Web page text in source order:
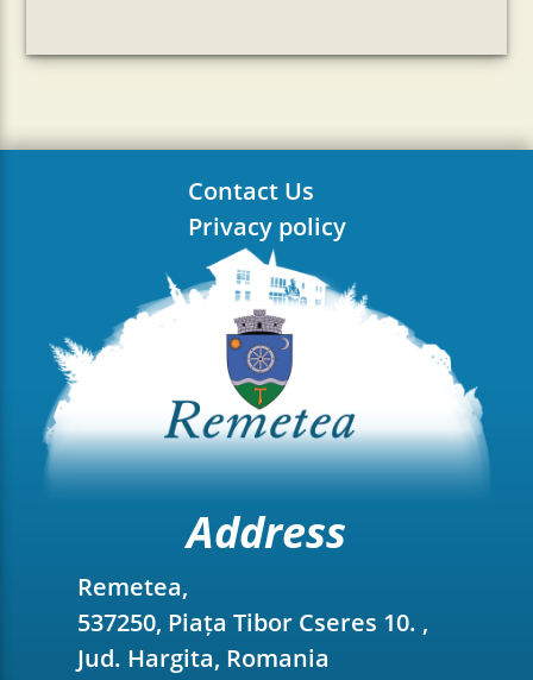
Contact Us
Privacy policy
Address
Remetea,
537250, Piața Tibor Cseres 10. ,
Jud. Hargita, Romania